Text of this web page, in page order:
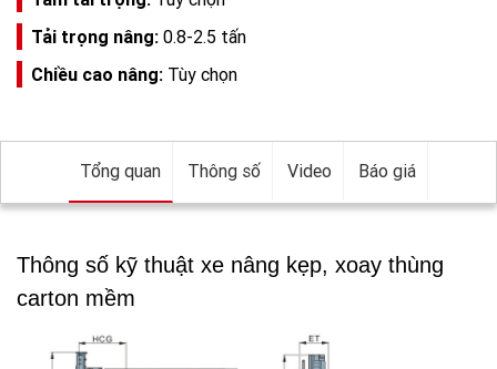
Tải trọng nâng: 0.8-2.5 tấn
Chiều cao nâng: Tùy chọn
Tổng quan Thông số Video Báo giá
Thông số kỹ thuật xe nâng kẹp, xoay thùng
carton mềm